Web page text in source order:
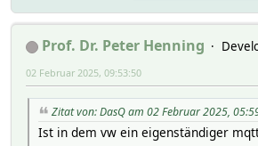
Prof. Dr. Peter Henning
02 Februar 2025, 09:53:50
Zitat von: DasQ am 02 Februar 2025,
Ist in dem vw ein eigenständiger